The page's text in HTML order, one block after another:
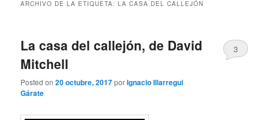
ARCHIVO DE LA ETIQUETA:LA CASA DEL CALLEJÓN
La casa del callejón, de David
Mitchell
Posted on20 octubre, 2017porIgnacio Illarregui
Gárate
3